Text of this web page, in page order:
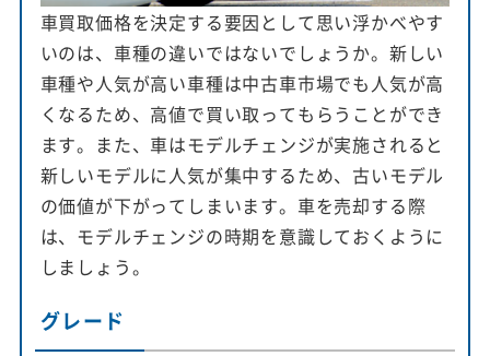
車買取価格を決定する要因として思い浮かべやす
いのは、車種の違いではないでしょうか。新しい
車種や人気が高い車種は中古車市場でも人気が高
くなるため、高値で買い取ってもらうことができ
ます。また、車はモデルチェンジが実施されると
新しいモデルに人気が集中するため、古いモデル
の価値が下がってしまいます。車を売却する際
は、モデルチェンジの時期を意識しておくように
しましょう。
グレード